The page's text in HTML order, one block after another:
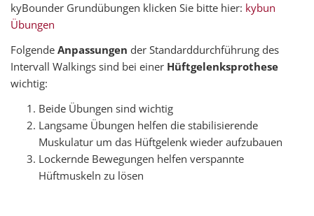
kyBounder Grundübungen klicken Sie bitte hier: kybun
Übungen
Folgende Anpassungen der Standarddurchführung des
Intervall Walkings sind bei einer Hüftgelenksprothese
wichtig:
Beide Übungen sind wichtig
Langsame Übungen helfen die stabilisierende
Muskulatur um das Hüftgelenk wieder aufzubauen
Lockernde Bewegungen helfen verspannte
Hüftmuskeln zu lösen